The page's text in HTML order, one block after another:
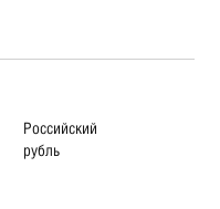
Российский
рубль